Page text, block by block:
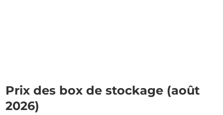
Prix des box de stockage (août
2026)